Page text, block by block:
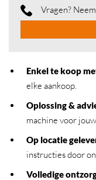
Vragen?
Enkel te koop
elke aankoop.
Oplossing &
machine voor
Op locatie
instructies door
Volledige